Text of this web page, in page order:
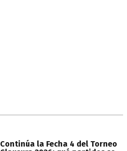
Continúa la Fecha 4 del Torneo